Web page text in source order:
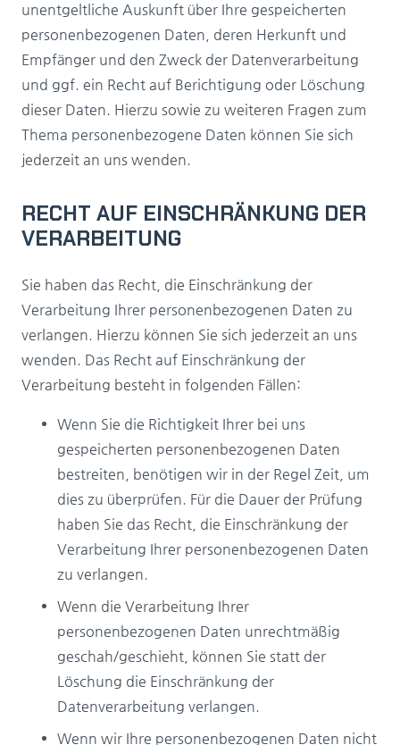
unentgeltliche Auskunft über Ihre gespeicherten
personenbezogenen Daten, deren Herkunft und
Empfänger und den Zweck der Datenverarbeitung
und ggf. ein Recht auf Berichtigung oder Löschung
dieser Daten. Hierzu sowie zu weiteren Fragen zum
Thema personenbezogene Daten können Sie sich
jederzeit an uns wenden.
RECHT AUF EINSCHRÄNKUNG DER
VERARBEITUNG
Sie haben das Recht, die Einschränkung der
Verarbeitung Ihrer personenbezogenen Daten zu
verlangen. Hierzu können Sie sich jederzeit an uns
wenden. Das Recht auf Einschränkung der
Verarbeitung besteht in folgenden Fällen:
Wenn Sie die Richtigkeit Ihrer bei uns
gespeicherten personenbezogenen Daten
bestreiten, benötigen wir in der Regel Zeit, um
dies zu überprüfen. Für die Dauer der Prüfung
haben Sie das Recht, die Einschränkung der
Verarbeitung Ihrer personenbezogenen Daten
zu verlangen.
Wenn die Verarbeitung Ihrer
personenbezogenen Daten unrechtmäßig
geschah/geschieht, können Sie statt der
Löschung die Einschränkung der
Datenverarbeitung verlangen.
Wenn wir Ihre personenbezogenen Daten nicht